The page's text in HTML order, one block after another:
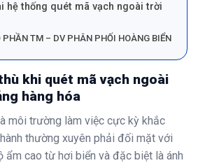
hệ thống quét mã vạch ngoài trời
PHẦN TM – DV PHÂN PHỐI HOÀNG BIỂN
khi quét mã vạch ngoài
hàng hóa
môi trường làm việc cực kỳ khắc
thường xuyên phải đối mặt với
ẩm cao từ hơi biển và đặc biệt là ánh